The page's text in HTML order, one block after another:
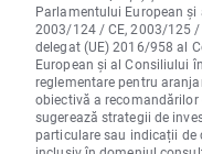
Parlamentului European
2003/124 / CE, 2003/125
delegat (UE) 2016/958 al
European și al Consiliului
reglementare pentru
obiectivă a
sugerează strategii de
particulare sau indicații de